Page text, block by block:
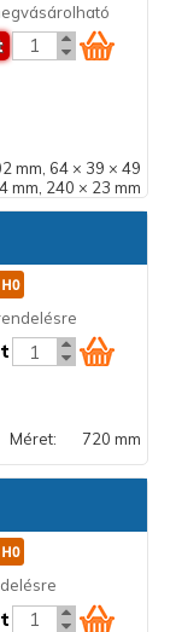
mm, 64 × 39 × 49
mm, 240 × 23 mm
Méret: 720 mm